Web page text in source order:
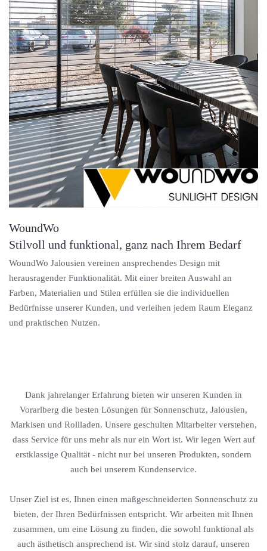
WoundWo
Stilvoll und funktional, ganz nach Ihrem Bedarf
WoundWo Jalousien vereinen ansprechendes Design mit
herausragender Funktionalität. Mit einer breiten Auswahl an
Farben, Materialien und Stilen erfüllen sie die individuellen
Bedürfnisse unserer Kunden, und verleihen jedem Raum Eleganz
und praktischen Nutzen.
Dank jahrelanger Erfahrung bieten wir unseren Kunden in
Vorarlberg die besten Lösungen für Sonnenschutz, Jalousien,
Markisen und Rollladen. Unsere geschulten Mitarbeiter verstehen,
dass Service für uns mehr als nur ein Wort ist. Wir legen Wert auf
erstklassige Qualität - nicht nur bei unseren Produkten, sondern
auch bei unserem Kundenservice.
Unser Ziel ist es, Ihnen einen maßgeschneiderten Sonnenschutz zu
bieten, der Ihren Bedürfnissen entspricht. Wir arbeiten mit Ihnen
zusammen, um eine Lösung zu finden, die sowohl funktional als
auch ästhetisch ansprechend ist. Wir sind stolz darauf, unseren